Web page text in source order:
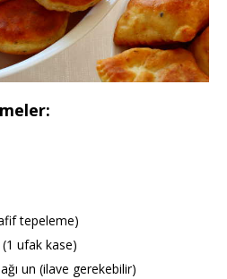
tepeleme)
(1 ufak kase)
un (ilave gerekebilir)